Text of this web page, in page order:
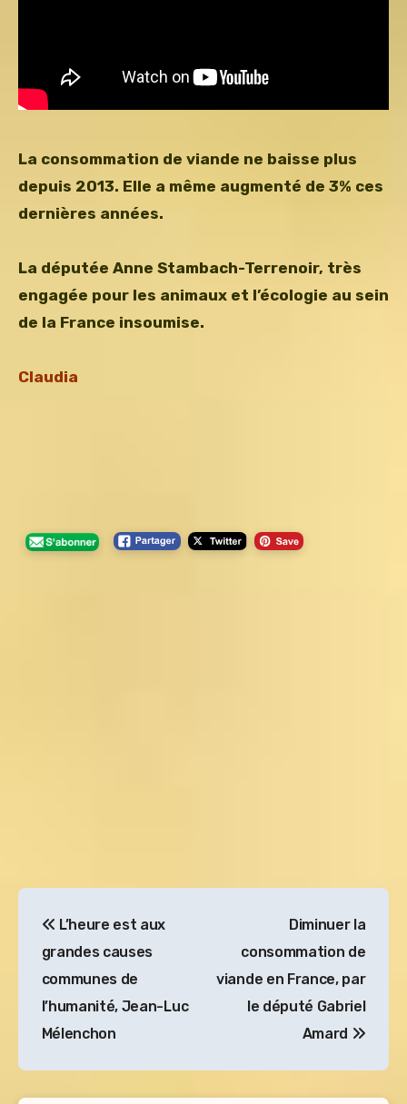
La consommation de viande ne baisse plus
depuis 2013. Elle a même augmenté de 3% ces
dernières années.
La députée Anne Stambach-Terrenoir, très
engagée pour les animaux et l’écologie au sein
de la France insoumise.
Claudia
de
l’article
L’heure est aux
grandes causes
communes de
l’humanité, Jean-Luc
Mélenchon
Diminuer la
consommation de
viande en France, par
le député Gabriel
Amard